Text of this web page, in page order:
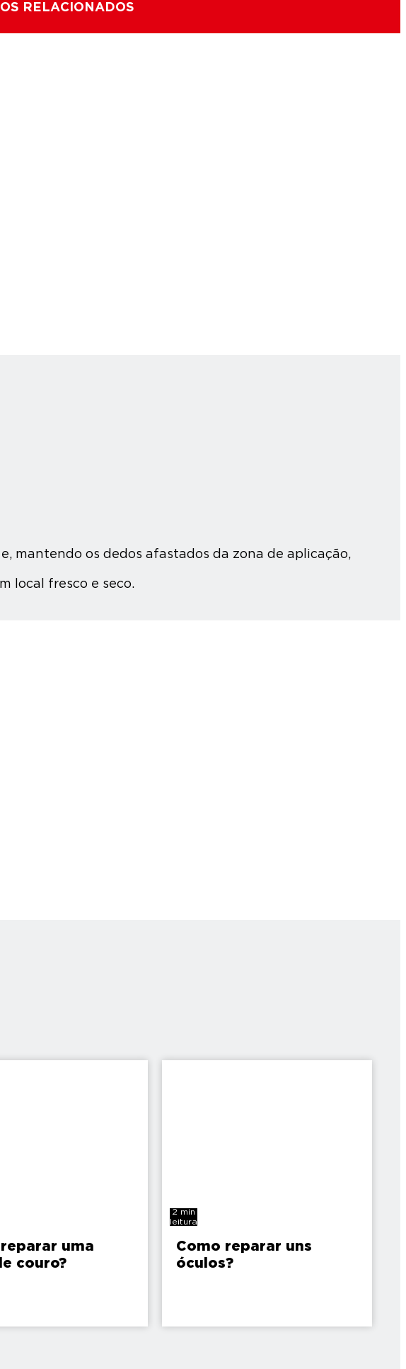
RELACIONADOS
mantendo os dedos afastados da zona de aplicação,
local fresco e seco.
uma
couro?
2 min
leitura
Como reparar uns
óculos?